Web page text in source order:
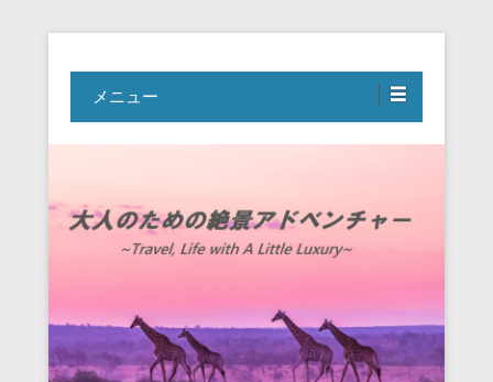
大人のための絶景アドベンチャー
メニュー